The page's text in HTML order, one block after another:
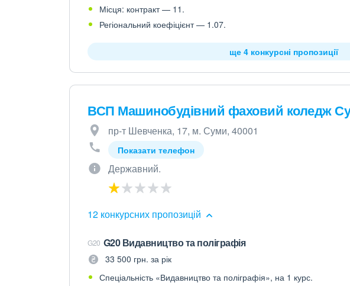
Місця: контракт — 11.
Регіональний коефіцієнт — 1.07.
ще 4 конкурсні пропозиції
ВСП Машинобудівний фаховий коледж
пр-т Шевченка, 17, м. Суми, 40001
Показати телефон
Державний.
12 конкурсних пропозицій
G20 G20 Видавництво та поліграфія
33 500 грн. за рік
Спеціальність «Видавництво та поліграфія», на 1 курс.